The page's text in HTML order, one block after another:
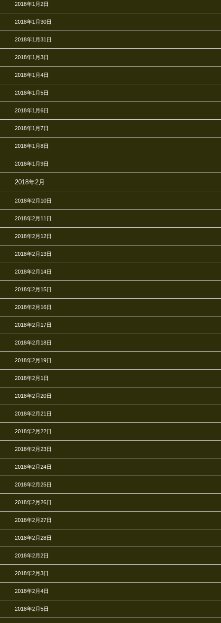
2018年1月2日
2018年1月30日
2018年1月31日
2018年1月3日
2018年1月4日
2018年1月5日
2018年1月6日
2018年1月7日
2018年1月8日
2018年1月9日
2018年2月
2018年2月10日
2018年2月11日
2018年2月12日
2018年2月13日
2018年2月14日
2018年2月15日
2018年2月16日
2018年2月17日
2018年2月18日
2018年2月19日
2018年2月1日
2018年2月20日
2018年2月21日
2018年2月22日
2018年2月23日
2018年2月24日
2018年2月25日
2018年2月26日
2018年2月27日
2018年2月28日
2018年2月2日
2018年2月3日
2018年2月4日
2018年2月5日